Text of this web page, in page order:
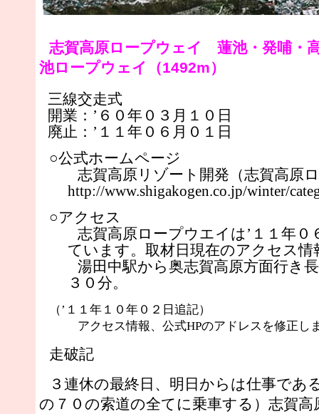
志賀高原ロープウェイ 蓮池・発哺・
池ロープウェイ（1492m）
三線交走式
開業：’６０年０３月１０日
廃止：’１１年０６月０１日
○公式ホームページ
志賀高原リゾート開発（志賀高原
http://www.shigakogen.co.jp/winter/
○アクセス
志賀高原ロープウエイは’１１年
ています。取材日現在のアクセス
湯田中駅から奥志賀高原方面行き
３０分。
（’１１年１０年０２日追記）
アクセス情報、公式HPのアドレスを修正し
走破記
３連休の最終日、明日からは仕事であ
の７０の索道の全てに乗車する）志賀